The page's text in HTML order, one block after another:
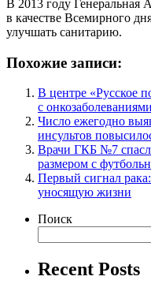
В 2013 году Генеральная
в качестве Всемирного
улучшать санитарию.
Похожие записи:
В центре «Русское
с онкозаболеваниями
Число ежегодно
инсультов
Врачи ГКБ №7
размером с
Первый сигнал
уносящую жизни
Поиск
Recent Posts